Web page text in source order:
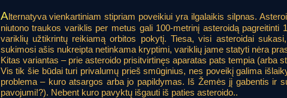
Alternatyva vienkartiniam stipriam poveikiui yra ilgalaikis silpnas.
niutono traukos variklis per metus gali 100-metrinį asteroidą
variklių užtikrintų reikiamą orbitos pokytį. Tiesa, visi asteroidai
sukimosi ašis nukreipta netinkama kryptimi, variklių jame statyti nėra
Kitas variantas – prie asteroido prisitvirtinęs aparatas pats tempia (arba
Vis tik šie būdai turi privalumų prieš smūginius, nes poveikį galima
problema – kuro atsargos arba jo papildymas. Iš Žemės jį gabentis ir
pavojumi!?). Nebent kuro pavyktų išgauti iš paties asteroido..